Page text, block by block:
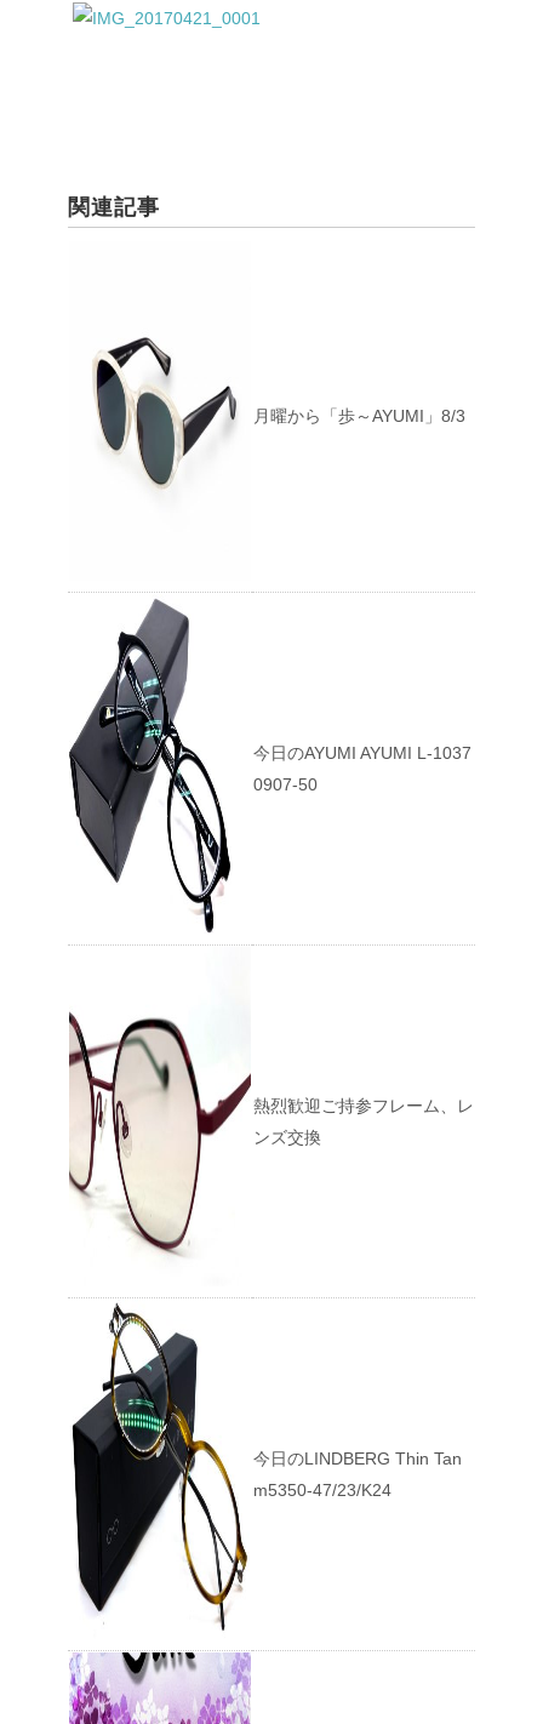
関連記事
月曜から「歩～AYUMI」8/3
今日のAYUMI AYUMI L-1037
0907-50
熱烈歓迎ご持参フレーム、レ
ンズ交換
今日のLINDBERG Thin Tan
m5350-47/23/K24